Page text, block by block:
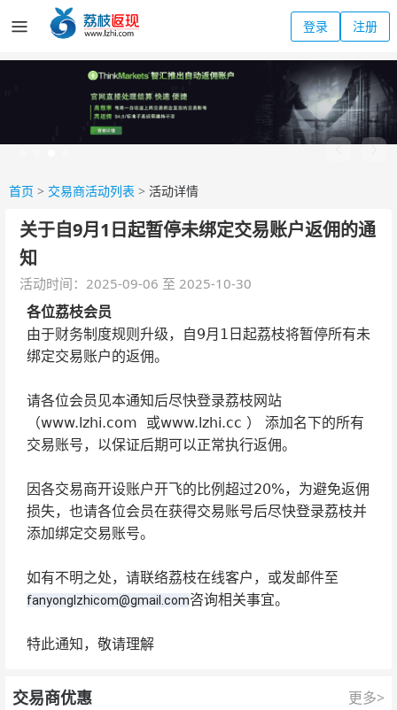
登录 注册
首页 > 交易商活动列表 > 活动详情
关于自9月1日起暂停未绑定交易账户返佣的通
知
活动时间：2025-09-06 至 2025-10-30
各位荔枝会员
由于财务制度规则升级，自9月1日起荔枝将暂停所有未
绑定交易账户的返佣。
请各位会员见本通知后尽快登录荔枝网站
（www.lzhi.com 或www.lzhi.cc ） 添加名下的所有
交易账号，以保证后期可以正常执行返佣。
因各交易商开设账户开飞的比例超过20%，为避免返佣
损失，也请各位会员在获得交易账号后尽快登录荔枝并
添加绑定交易账号。
如有不明之处，请联络荔枝在线客户，或发邮件至
fanyonglzhicom@gmail.com咨询相关事宜。
特此通知，敬请理解
交易商优惠 更多>